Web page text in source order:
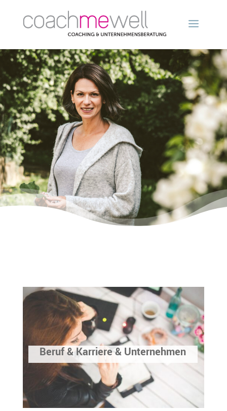
Beruf & Karriere & Unternehmen